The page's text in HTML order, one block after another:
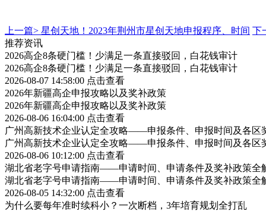
上一篇> 星创天地！2023年荆州市星创天地申报程序、时间 下
推荐资讯
2026高企8条硬门槛！少满足一条直接驳回，白花钱审计
2026高企8条硬门槛！少满足一条直接驳回，白花钱审计
2026-08-07 14:58:00 点击查看
2026年新疆高企申报攻略以及奖补政策
2026年新疆高企申报攻略以及奖补政策
2026-08-06 16:04:00 点击查看
广州高新技术企业认定全攻略——申报条件、申报时间及各区
广州高新技术企业认定全攻略——申报条件、申报时间及各区
2026-08-06 10:12:00 点击查看
湖北省老字号申请指南——申请时间、申请条件及奖补政策全
湖北省老字号申请指南——申请时间、申请条件及奖补政策全
2026-08-05 14:32:00 点击查看
为什么要每年准时续科小？一次断档，3年培育规划全打乱